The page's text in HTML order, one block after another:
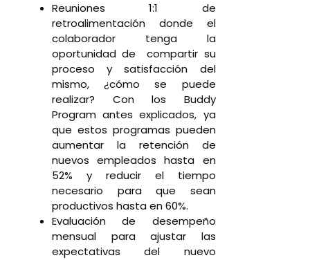
Reuniones 1:1 de
retroalimentación donde el
colaborador tenga la
oportunidad de compartir su
proceso y satisfacción del
mismo, ¿cómo se puede
realizar? Con los Buddy
Program antes explicados, ya
que estos programas pueden
aumentar la retención de
nuevos empleados hasta en
52% y reducir el tiempo
necesario para que sean
productivos hasta en 60%.
Evaluación de desempeño
mensual para ajustar las
expectativas del nuevo